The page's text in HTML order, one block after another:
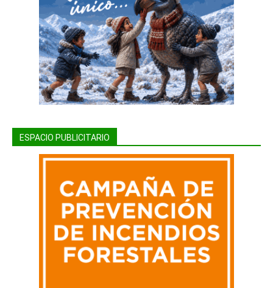
ESPACIO PUBLICITARIO